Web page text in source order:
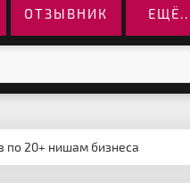
ОТЗЫВНИК
по 20+ нишам бизнеса